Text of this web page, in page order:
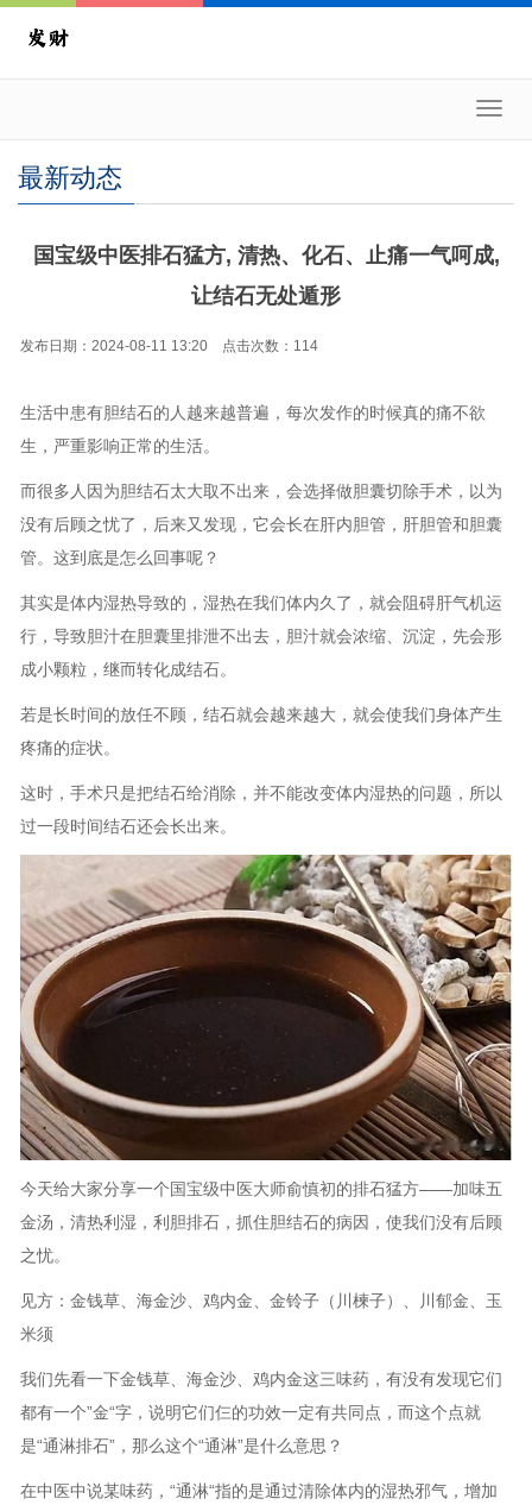
最新动态
国宝级中医排石猛方, 清热、化石、止痛一气呵成,
让结石无处遁形
发布日期：2024-08-11 13:20 点击次数：114
生活中患有胆结石的人越来越普遍，每次发作的时候真的痛不欲
生，严重影响正常的生活。
而很多人因为胆结石太大取不出来，会选择做胆囊切除手术，以为
没有后顾之忧了，后来又发现，它会长在肝内胆管，肝胆管和胆囊
管。这到底是怎么回事呢？
其实是体内湿热导致的，湿热在我们体内久了，就会阻碍肝气机运
行，导致胆汁在胆囊里排泄不出去，胆汁就会浓缩、沉淀，先会形
成小颗粒，继而转化成结石。
若是长时间的放任不顾，结石就会越来越大，就会使我们身体产生
疼痛的症状。
这时，手术只是把结石给消除，并不能改变体内湿热的问题，所以
过一段时间结石还会长出来。
今天给大家分享一个国宝级中医大师俞慎初的排石猛方——加味五
金汤，清热利湿，利胆排石，抓住胆结石的病因，使我们没有后顾
之忧。
见方：金钱草、海金沙、鸡内金、金铃子（川楝子）、川郁金、玉
米须
我们先看一下金钱草、海金沙、鸡内金这三味药，有没有发现它们
都有一个”金“字，说明它们仨的功效一定有共同点，而这个点就
是“通淋排石”，那么这个“通淋”是什么意思？
在中医中说某味药，“通淋“指的是通过清除体内的湿热邪气，增加